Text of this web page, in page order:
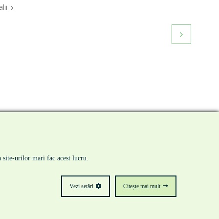
- Solutii pentru indepartarea ei!

creare site de prezentare
site-urilor mari fac acest lucru.
Citește mai mult
Vezi setări